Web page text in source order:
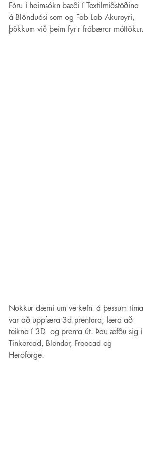
Fóru í heimsókn bæði í Textilmiðstöðina
á Blönduósi sem og Fab Lab Akureyri,
þökkum við þeim fyrir frábærar móttökur.
Nokkur dæmi um verkefni á þessum tíma
var að uppfæra 3d prentara, læra að
teikna í 3D  og prenta út. Þau æfðu sig í
Tinkercad, Blender, Freecad og
Heroforge.